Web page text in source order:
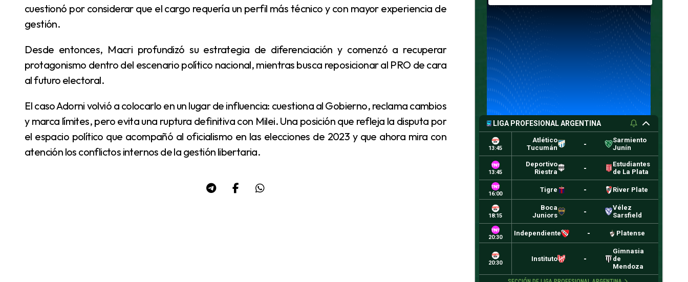
cuestionó por considerar que el cargo requería un perfil más técnico y con mayor experiencia de
gestión.
Desde entonces, Macri profundizó su estrategia de diferenciación y comenzó a recuperar
protagonismo dentro del escenario político nacional, mientras busca reposicionar al PRO de cara
al futuro electoral.
El caso Adorni volvió a colocarlo en un lugar de influencia: cuestiona al Gobierno, reclama cambios
y marca límites, pero evita una ruptura definitiva con Milei. Una posición que refleja la disputa por
el espacio político que acompañó al oficialismo en las elecciones de 2023 y que ahora mira con
atención los conflictos internos de la gestión libertaria.